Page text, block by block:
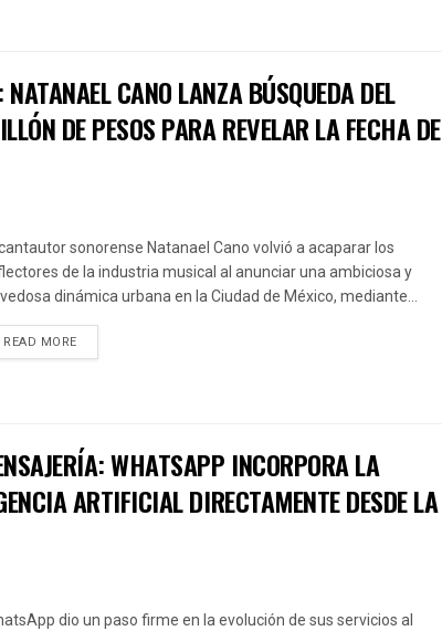
CANO LANZA BÚSQUEDA DEL
DE PESOS PARA REVELAR LA FECHA DE
sonorense Natanael Cano volvió a acaparar los
de la industria musical al anunciar una ambiciosa y
dinámica urbana en la Ciudad de México, mediante...
READ MORE
WHATSAPP INCORPORA LA
ARTIFICIAL DIRECTAMENTE DESDE LA
dio un paso firme en la evolución de sus servicios al